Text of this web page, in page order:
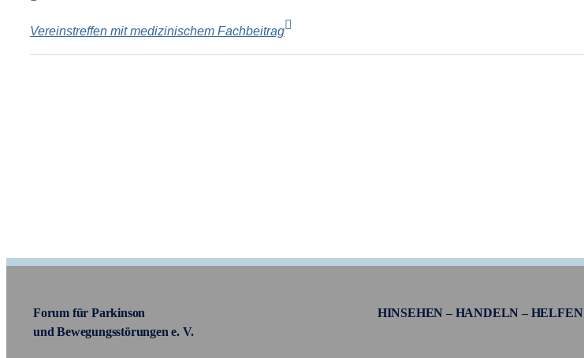
Vereinstreffen mit medizinischem Fachbeitrag
Forum für Parkinson
und Bewegungsstörungen e. V.
HINSEHEN – HANDELN – HELFEN